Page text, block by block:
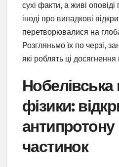
сухі факти, а живі
іноді про випадкові
перетворювалися на
Розгляньмо їх по черзі,
які роблять ці досягнення
Нобелівська
фізики:
антипротону
частинок